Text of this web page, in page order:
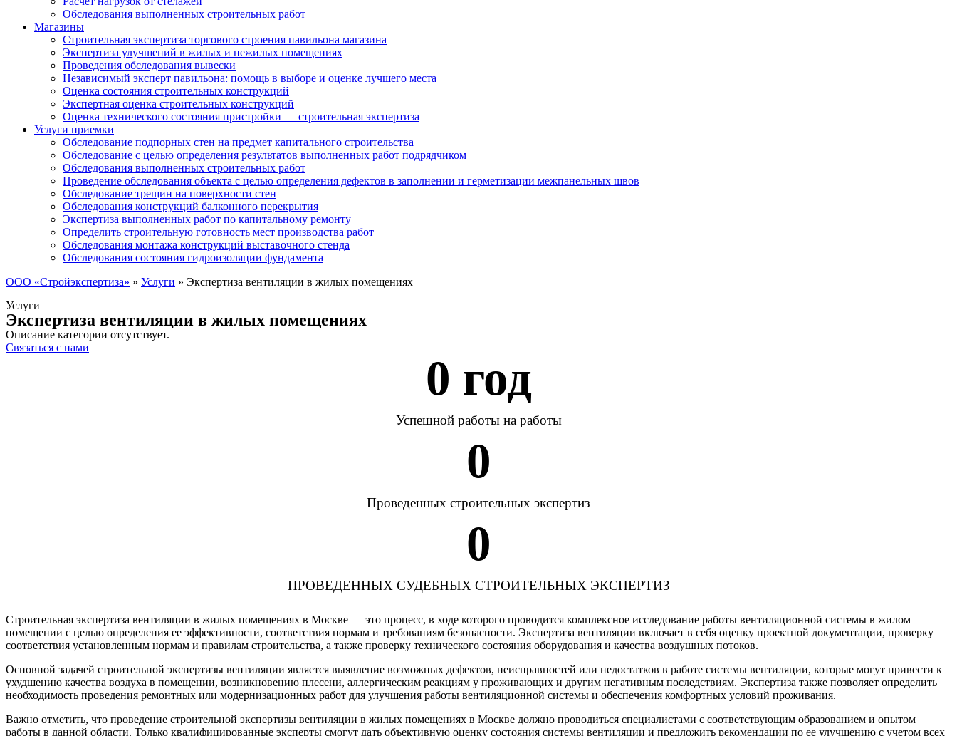
Обследования выполненных строительных работ
Магазины
Строительная экспертиза торгового строения павильона магазина
Экспертиза улучшений в жилых и нежилых помещениях
Проведения обследования вывески
Независимый эксперт павильона: помощь в выборе и оценке лучшего места
Оценка состояния строительных конструкций
Экспертная оценка строительных конструкций
Оценка технического состояния пристройки — строительная экспертиза
Услуги приемки
Обследование подпорных стен на предмет капитального строительства
Обследование с целью определения результатов выполненных работ подрядчиком
Обследования выполненных строительных работ
Проведение обследования объекта с целью определения дефектов в заполнении и герметизации межпанельных швов
Обследование трещин на поверхности стен
Обследования конструкций балконного перекрытия
Экспертиза выполненных работ по капитальному ремонту
Определить строительную готовность мест производства работ
Обследования монтажа конструкций выставочного стенда
Обследования состояния гидроизоляции фундамента
ООО «Стройэкспертиза» » Услуги » Экспертиза вентиляции в жилых помещениях
Услуги
Экспертиза вентиляции в жилых помещениях
Описание категории отсутствует.
Связаться с нами
0 год
Успешной работы на работы
0
Проведенных строительных экспертиз
0
ПРОВЕДЕННЫХ СУДЕБНЫХ СТРОИТЕЛЬНЫХ ЭКСПЕРТИЗ
Строительная экспертиза вентиляции в жилых помещениях в Москве — это процесс, в ходе которого проводится комплексное исследование работы вентиляционной системы в жилом
помещении с целью определения ее эффективности, соответствия нормам и требованиям безопасности. Экспертиза вентиляции включает в себя оценку проектной документации, проверку
соответствия установленным нормам и правилам строительства, а также проверку технического состояния оборудования и качества воздушных потоков.
Основной задачей строительной экспертизы вентиляции является выявление возможных дефектов, неисправностей или недостатков в работе системы вентиляции, которые могут привести к
ухудшению качества воздуха в помещении, возникновению плесени, аллергическим реакциям у проживающих и другим негативным последствиям. Экспертиза также позволяет определить
необходимость проведения ремонтных или модернизационных работ для улучшения работы вентиляционной системы и обеспечения комфортных условий проживания.
Важно отметить, что проведение строительной экспертизы вентиляции в жилых помещениях в Москве должно проводиться специалистами с соответствующим образованием и опытом
работы в данной области. Только квалифицированные эксперты смогут дать объективную оценку состояния системы вентиляции и предложить рекомендации по ее улучшению с учетом всех